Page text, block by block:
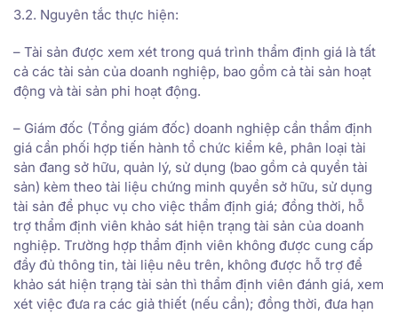
3.2. Nguyên tắc thực hiện:
– Tài sản được xem xét trong quá trình thẩm định giá là tất
cả các tài sản của doanh nghiệp, bao gồm cả tài sản hoạt
động và tài sản phi hoạt động.
– Giám đốc (Tổng giám đốc) doanh nghiệp cần thẩm định
giá cần phối hợp tiến hành tổ chức kiểm kê, phân loại tài
sản đang sở hữu, quản lý, sử dụng (bao gồm cả quyền tài
sản) kèm theo tài liệu chứng minh quyền sở hữu, sử dụng
tài sản để phục vụ cho việc thẩm định giá; đồng thời, hỗ
trợ thẩm định viên khảo sát hiện trạng tài sản của doanh
nghiệp. Trường hợp thẩm định viên không được cung cấp
đầy đủ thông tin, tài liệu nêu trên, không được hỗ trợ để
khảo sát hiện trạng tài sản thì thẩm định viên đánh giá, xem
xét việc đưa ra các giả thiết (nếu cần); đồng thời, đưa hạn